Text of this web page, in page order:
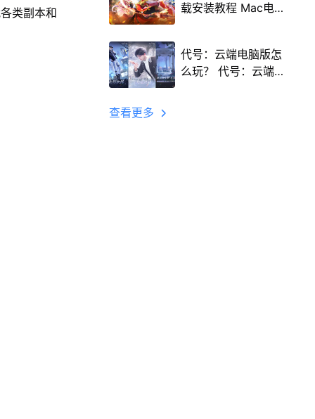
类副本和
载安装教程 Mac电脑
代号：云端电脑版怎
么玩？ 代号：云端性
查看更多